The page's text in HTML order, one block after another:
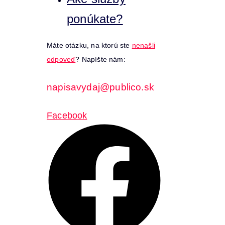
ponúkate?
Máte otázku, na ktorú ste nenašli
odpoveď? Napíšte nám:
napisavydaj@publico.sk
Facebook